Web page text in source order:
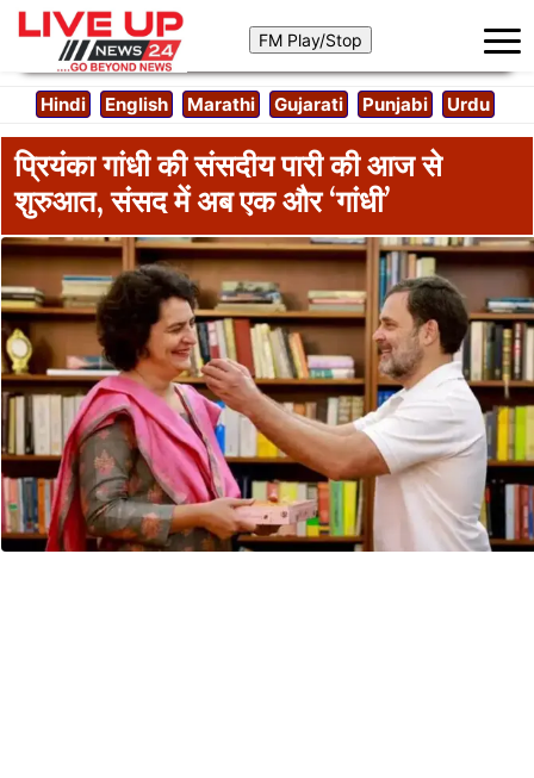
Hindi English Marathi Gujarati Punjabi Urdu
प्रियंका गांधी की संसदीय पारी की आज से
शुरुआत, संसद में अब एक और ‘गांधी’